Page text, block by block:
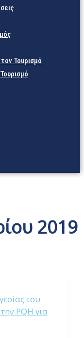
Τουρισμό
2019
του
PQH για